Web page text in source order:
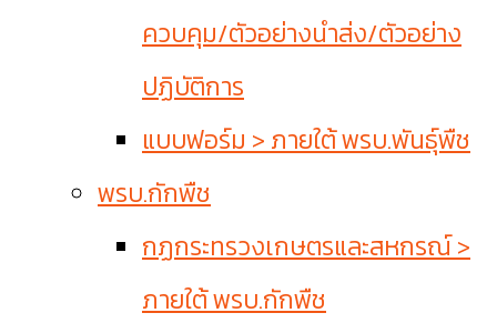
ควบคุม/ตัวอย่างนำส่ง/ตัวอย่าง
ปฏิบัติการ
แบบฟอร์ม > ภายใต้ พรบ.พันธุ์พืช
พรบ.กักพืช
กฏกระทรวงเกษตรและสหกรณ์ >
ภายใต้ พรบ.กักพืช